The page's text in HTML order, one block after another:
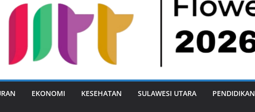
EKONOMI KESEHATAN SULAWESI UTARA PENDIDIKAN